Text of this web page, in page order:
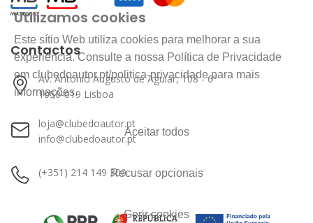
Contactos
Av. António Augusto de Aguiar, 108 - 6º
1050-019 Lisboa
loja@clubedoautor.pt
info@clubedoautor.pt
(+351) 214 149 300
Utilizamos cookies
Este sítio Web utiliza cookies para melhorar a sua
experiência. Consulte a nossa Política de Privacidade
em clubedoautor.pt/politica-privacidade para mais
informações.
Aceitar todos
Recusar opcionais
Gerir cookies